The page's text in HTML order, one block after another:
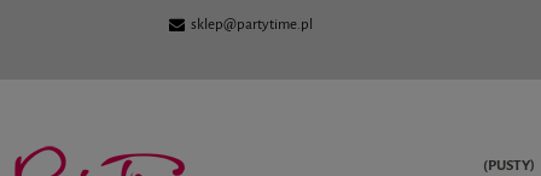
sklep@partytime.pl
(PUSTY)